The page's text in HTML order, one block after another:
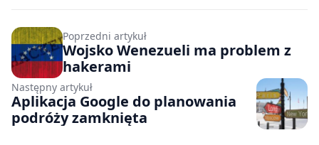
Poprzedni artykuł
Wojsko Wenezueli ma problem z
hakerami
Następny artykuł
Aplikacja Google do planowania
podróży zamknięta